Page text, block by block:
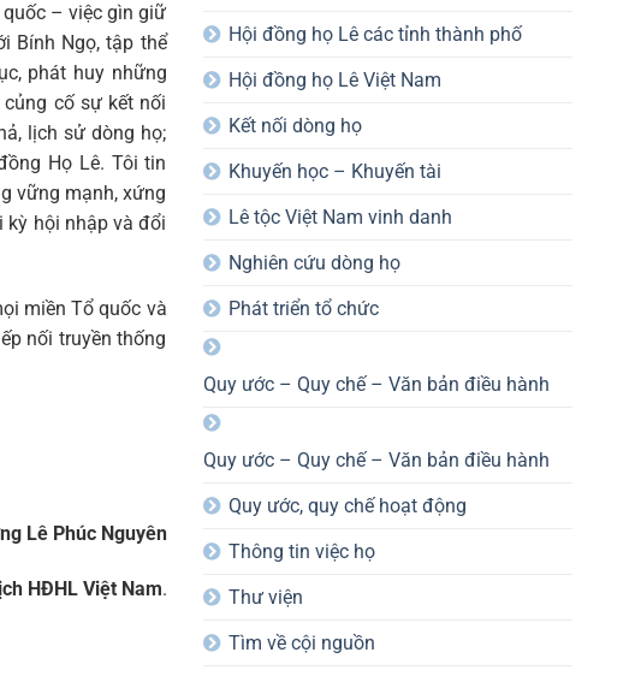
– việc gìn giữ
Bính Ngọ, tập thể
phát huy những
cố sự kết nối
lịch sử dòng họ;
Họ Lê. Tôi tin
vững mạnh, xứng
kỳ hội nhập và đổi
miền Tổ quốc và
nối truyền thống
Lê Phúc Nguyên
HĐHL Việt Nam.
Hội đồng họ Lê các tỉnh thành phố
Hội đồng họ Lê Việt Nam
Kết nối dòng họ
Khuyến học – Khuyến tài
Lê tộc Việt Nam vinh danh
Nghiên cứu dòng họ
Phát triển tổ chức
Quy ước – Quy chế – Văn bản điều hành
Quy ước – Quy chế – Văn bản điều hành
Quy ước, quy chế hoạt động
Thông tin việc họ
Thư viện
Tìm về cội nguồn